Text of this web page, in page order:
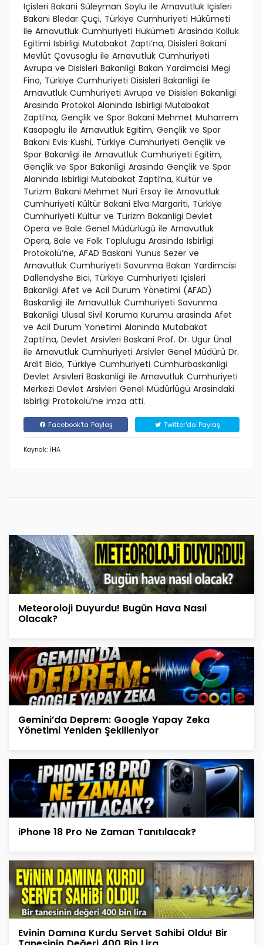
Içisleri Bakani Süleyman Soylu ile Arnavutluk Içisleri
Bakani Bledar Çuçi, Türkiye Cumhuriyeti Hükümeti
ile Arnavutluk Cumhuriyeti Hükümeti Arasinda Kolluk
Egitimi Isbirligi Mutabakat Zapti’na, Disisleri Bakani
Mevlüt Çavusoglu ile Arnavutluk Cumhuriyeti
Avrupa ve Disisleri Bakanligi Bakan Yardimcisi Megi
Fino, Türkiye Cumhuriyeti Disisleri Bakanligi ile
Arnavutluk Cumhuriyeti Avrupa ve Disisleri Bakanligi
Arasinda Protokol Alaninda Isbirligi Mutabakat
Zapti’na, Gençlik ve Spor Bakani Mehmet Muharrem
Kasapoglu ile Arnavutluk Egitim, Gençlik ve Spor
Bakani Evis Kushi, Türkiye Cumhuriyeti Gençlik ve
Spor Bakanligi ile Arnavutluk Cumhuriyeti Egitim,
Gençlik ve Spor Bakanligi Arasinda Gençlik ve Spor
Alaninda Isbirligi Mutabakat Zapti’na, Kültür ve
Turizm Bakani Mehmet Nuri Ersoy ile Arnavutluk
Cumhuriyeti Kültür Bakani Elva Margariti, Türkiye
Cumhuriyeti Kültür ve Turizm Bakanligi Devlet
Opera ve Bale Genel Müdürlügü ile Arnavutluk
Opera, Bale ve Folk Toplulugu Arasinda Isbirligi
Protokolü’ne, AFAD Baskani Yunus Sezer ve
Arnavutluk Cumhuriyeti Savunma Bakan Yardimcisi
Dallendyshe Bici, Türkiye Cumhuriyeti Içisleri
Bakanligi Afet ve Acil Durum Yönetimi (AFAD)
Baskanligi ile Arnavutluk Cumhuriyeti Savunma
Bakanligi Ulusal Sivil Koruma Kurumu arasinda Afet
ve Acil Durum Yönetimi Alaninda Mutabakat
Zapti’na, Devlet Arsivleri Baskani Prof. Dr. Ugur Ünal
ile Arnavutluk Cumhuriyeti Arsivler Genel Müdürü Dr.
Ardit Bido, Türkiye Cumhuriyeti Cumhurbaskanligi
Devlet Arsivleri Baskanligi ile Arnavutluk Cumhuriyeti
Merkezi Devlet Arsivleri Genel Müdürlügü Arasindaki
Isbirligi Protokolü’ne imza atti.
Facebook'ta Paylaş Twitter'da Paylaş
Kaynak: İHA
Meteoroloji Duyurdu! Bugün Hava Nasıl
Olacak?
Gemini’da Deprem: Google Yapay Zeka
Yönetimi Yeniden Şekilleniyor
iPhone 18 Pro Ne Zaman Tanıtılacak?
Evinin Damına Kurdu Servet Sahibi Oldu! Bir